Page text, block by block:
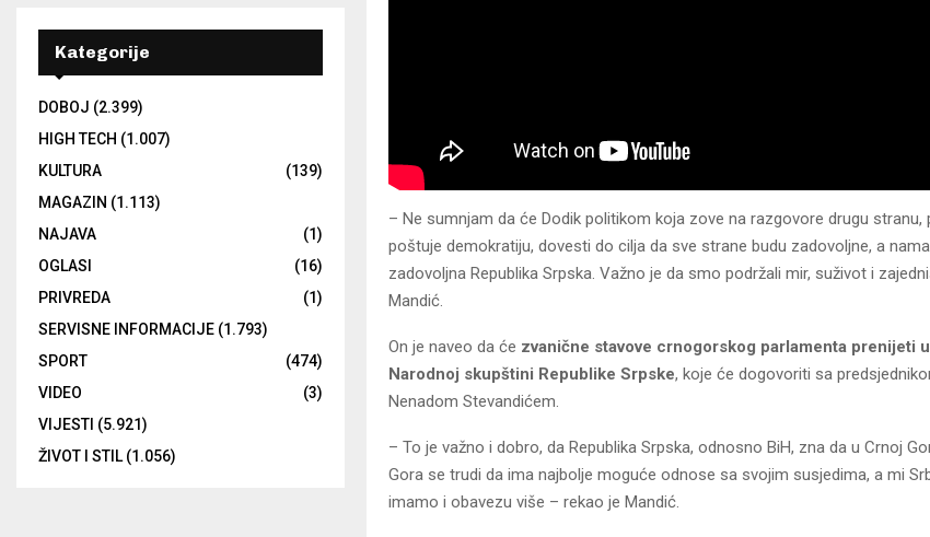
– Ne sumnjam da će Dodik politikom koja zove na razgovore drugu stranu,
poštuje demokratiju, dovesti do cilja da sve strane budu zadovoljne, a
zadovoljna Republika Srpska. Važno je da smo podržali mir, suživot i
Mandić.
On je naveo da će zvanične stavove crnogorskog parlamenta prenijeti
Narodnoj skupštini Republike Srpske, koje će dogovoriti sa
Nenadom Stevandićem.
– To je važno i dobro, da Republika Srpska, odnosno BiH, zna da u Crnoj
Gora se trudi da ima najbolje moguće odnose sa svojim susjedima, a mi
imamo i obavezu više – rekao je Mandić.
Kategorije
DOBOJ (2.399)
HIGH TECH (1.007)
KULTURA
(139)
MAGAZIN (1.113)
NAJAVA
(1)
OGLASI
(16)
PRIVREDA
(1)
SERVISNE INFORMACIJE (1.793)
SPORT
(474)
VIDEO
(3)
VIJESTI (5.921)
ŽIVOT I STIL(1.056)